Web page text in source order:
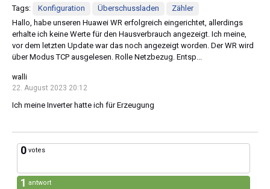
Tags: Konfiguration Überschussladen
Zähler
Hallo, habe unseren Huawei WR erfolgreich eingerichtet, allerdings
erhalte ich keine Werte für den Hausverbrauch angezeigt. Ich meine,
vor dem letzten Update war das noch angezeigt worden. Der WR wird
über Modus TCP ausgelesen. Rolle Netzbezug. Entsp...
walli
22. August 2023 20:12
Ich meine Inverter hatte ich für Erzeugung
0 votes
1 antwort